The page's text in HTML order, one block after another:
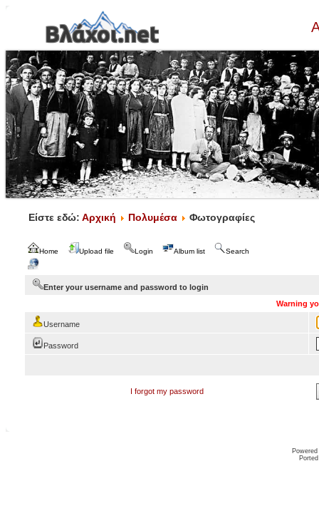
Είστε εδώ: Αρχική Πολυμέσα Φωτογραφίες
Home Upload file Login Album list Search
Enter your username and password to login
Warning
Username
Password
I forgot my password